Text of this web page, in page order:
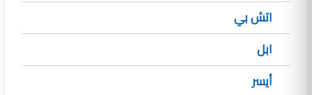
اتش بي
ابل
أيسر